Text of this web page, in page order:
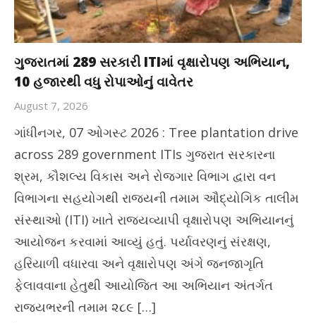
ગુજરાતમાં 289 સરકારી ITIમાં વૃક્ષારોપણ અભિયાન,
10 હજારથી વધુ રોપાઓનું વાવેતર
August 7, 2026
ગાંધીનગર, 07 ઓગસ્ટ 2026 : Tree plantation drive
across 289 government ITIs ગુજરાત સરકારના
શ્રમ, કૌશલ્ય વિકાસ અને રોજગાર વિભાગ દ્વારા વન
વિભાગના સહયોગથી રાજ્યની તમામ ઔદ્યોગિક તાલીમ
સંસ્થાઓ (ITI) ખાતે રાજ્યવ્યાપી વૃક્ષારોપણ અભિયાનનું
આયોજન કરવામાં આવ્યું હતું. પર્યાવરણનું સંરક્ષણ,
હરિયાળી વધારવા અને વૃક્ષારોપણ અંગે જનજાગૃતિ
ફેલાવવાના હેતુથી આયોજિત આ અભિયાન અંતર્ગત
રાજ્યભરની તમામ ૨૮૯ […]